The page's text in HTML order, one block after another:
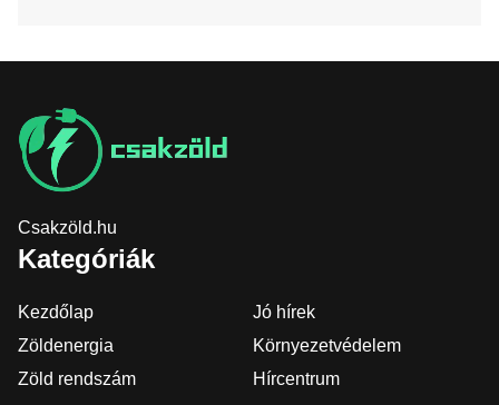
Csakzöld.hu
Kategóriák
Kezdőlap
Jó hírek
Zöldenergia
Környezetvédelem
Zöld rendszám
Hírcentrum